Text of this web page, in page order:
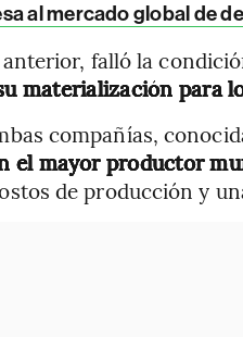
al mercado global de
falló la
materialización para
compañías,
el mayor productor
de producción y